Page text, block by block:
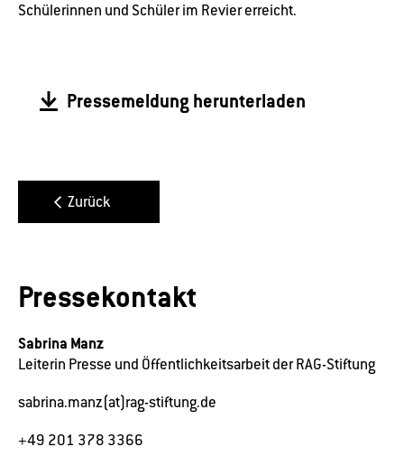
Schülerinnen und Schüler im Revier erreicht.
Pressemeldung herunterladen
Zurück
Pressekontakt
Sabrina Manz
Leiterin Presse und Öffentlichkeitsarbeit der RAG-Stiftung
sabrina.manz(at)rag-stiftung.de
+49 201 378 3366